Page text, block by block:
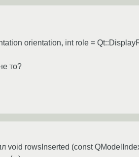
orientation, int role =
то?
rowsInserted (const